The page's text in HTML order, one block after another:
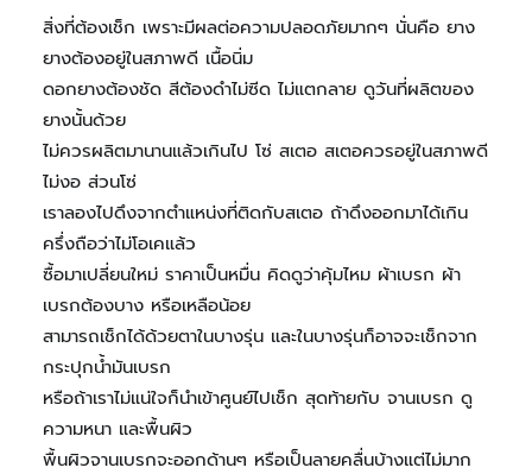
สิ่งที่ต้องเช็ก เพราะมีผลต่อความปลอดภัยมากๆ นั่นคือ ยาง
ยางต้องอยู่ในสภาพดี เนื้อนิ่ม
ดอกยางต้องชัด สีต้องดำไม่ซีด ไม่แตกลาย ดูวันที่ผลิตของ
ยางนั้นด้วย
ไม่ควรผลิตมานานแล้วเกินไป โซ่ สเตอ สเตอควรอยู่ในสภาพดี
ไม่งอ ส่วนโซ่
เราลองไปดึงจากตำแหน่งที่ติดกับสเตอ ถ้าดึงออกมาได้เกิน
ครึ่งถือว่าไม่โอเคแล้ว
ซื้อมาเปลี่ยนใหม่ ราคาเป็นหมื่น คิดดูว่าคุ้มไหม ผ้าเบรก ผ้า
เบรกต้องบาง หรือเหลือน้อย
สามารถเช็กได้ด้วยตาในบางรุ่น และในบางรุ่นก็อาจจะเช็กจาก
กระปุกน้ำมันเบรก
หรือถ้าเราไม่แน่ใจก็นำเข้าศูนย์ไปเช็ก สุดท้ายกับ จานเบรก ดู
ความหนา และพื้นผิว
พื้นผิวจานเบรกจะออกด้านๆ หรือเป็นลายคลื่นบ้างแต่ไม่มาก